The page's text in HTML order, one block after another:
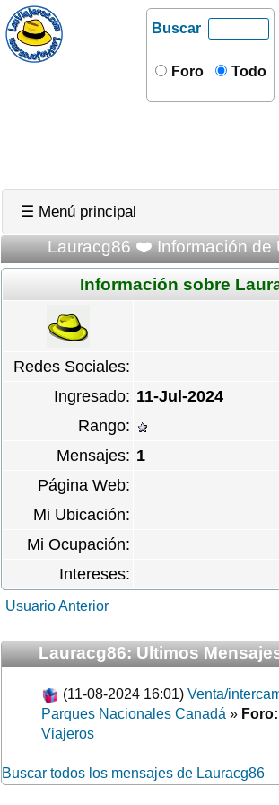
Buscar
Foro Todo
☰ Menú principal
Lauracg86 ❤️ Información de
Información sobre
Redes Sociales:
Ingresado: 11-Jul-2024
Rango:
Mensajes: 1
Página Web:
Mi Ubicación:
Mi Ocupación:
Intereses:
Usuario Anterior
Lauracg86: Ultimos
(11-08-2024 16:01) Venta/
Parques Nacionales Canadá » Foro:
Viajeros
Buscar todos los mensajes de Lauracg86